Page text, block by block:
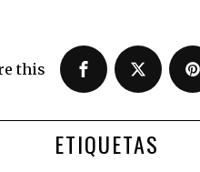
this
ETIQUETAS